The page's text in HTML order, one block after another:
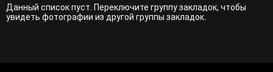
Данный список пуст. Переключите группу закладок, чтобы
увидеть фотографии из другой группы закладок.